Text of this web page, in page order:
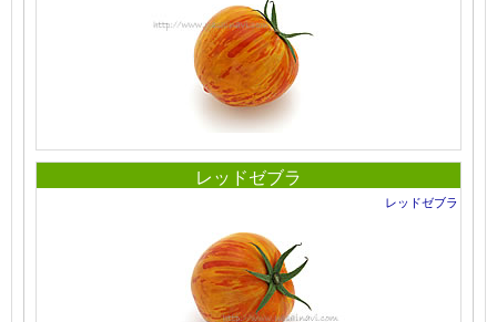
レッドゼブラ
レッドゼブラ